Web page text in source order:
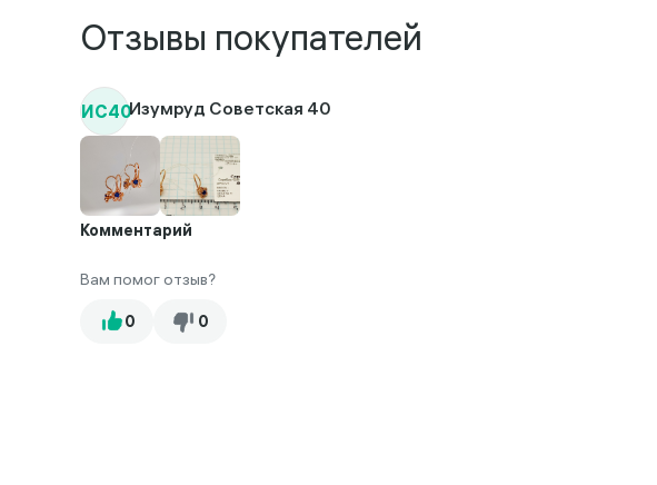
Отзывы покупателей
ИС40Изумруд Советская 40
Комментарий
Вам помог отзыв?